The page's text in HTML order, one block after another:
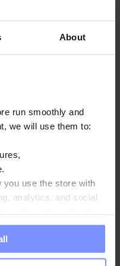
About
run smoothly and
we will use them to:
you use the store with
analytics, and social
them or that they have
Do you agree?
продукти
%